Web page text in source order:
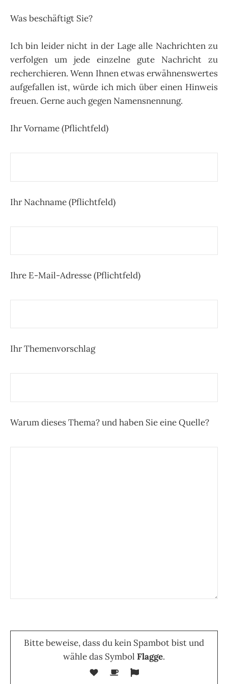
Was beschäftigt Sie?
Ich bin leider nicht in der Lage alle Nachrichten zu
verfolgen um jede einzelne gute Nachricht zu
recherchieren. Wenn Ihnen etwas erwähnenswertes
aufgefallen ist, würde ich mich über einen Hinweis
freuen. Gerne auch gegen Namensnennung.
Ihr Vorname (Pflichtfeld)
Ihr Nachname (Pflichtfeld)
Bitte lasse dieses Feld leer.
Ihre E-Mail-Adresse (Pflichtfeld)
Ihr Themenvorschlag
Warum dieses Thema? und haben Sie eine Quelle?
Bitte beweise, dass du kein Spambot bist und
wähle das Symbol Flagge.